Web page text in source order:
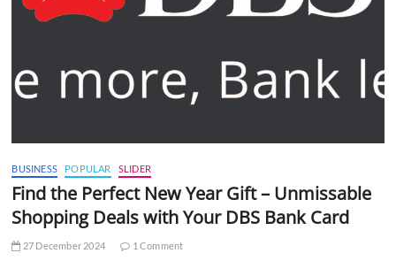
BUSINESS POPULAR SLIDER
Find the Perfect New Year Gift – Unmissable
Shopping Deals with Your DBS Bank Card
27 December 2024 1 Comment